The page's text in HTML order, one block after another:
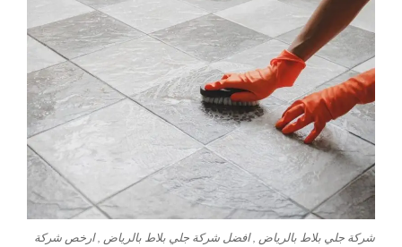
شركة جلي بلاط بالرياض , افضل شركة جلي بلاط بالرياض , ارخص شركة